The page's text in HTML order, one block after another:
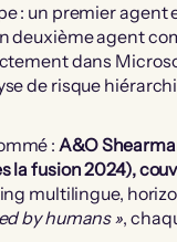
: un premier
deuxième agent
dans
de risque
: A&O
la fusion 2024),
multilingue,
by humans »,